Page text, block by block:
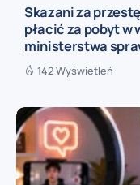
Skazani za
płacić za pobyt w
ministerstwa
142 Wyświetleń